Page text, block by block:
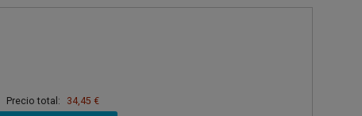
Precio total: 34,45 €